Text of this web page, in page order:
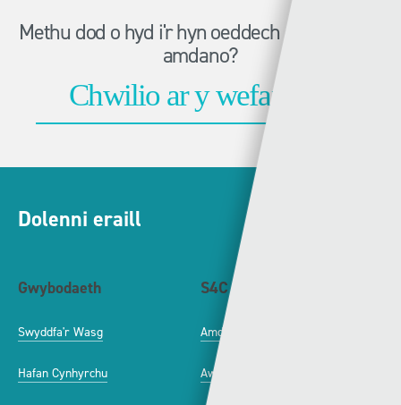
Methu dod o hyd i'r hyn oeddech chi'n chwilio
amdano?
Dolenni eraill
Gwybodaeth
Swyddfa'r Wasg
Hafan Cynhyrchu
S4C
Amdanom Ni
Awdurdod S4C